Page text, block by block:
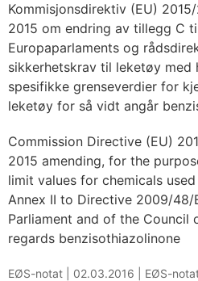
Kommisjonsdirektiv (EU)
2015 om endring av tillegg C
Europaparlaments og
sikkerhetskrav til leketøy med
spesifikke grenseverdier for
leketøy for så vidt angår
Commission Directive (EU)
2015 amending, for the
limit values for chemicals
Annex II to Directive 2009/48/
Parliament and of the Council
regards benzisothiazolinone
EØS-notat | 02.03.2016 EØS-